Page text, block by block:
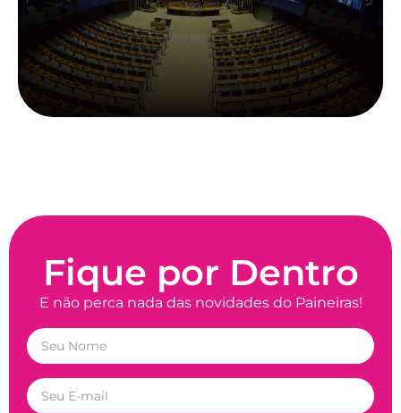
Fique por Dentro
E não perca nada das novidades do Paineiras!